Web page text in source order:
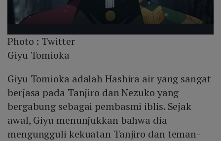
Photo : Twitter
Giyu Tomioka
Giyu Tomioka adalah Hashira air yang sangat
berjasa pada Tanjiro dan Nezuko yang
bergabung sebagai pembasmi iblis. Sejak
awal, Giyu menunjukkan bahwa dia
mengungguli kekuatan Tanjiro dan teman-